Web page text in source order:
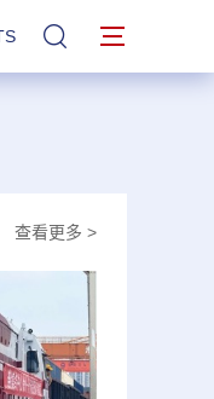
站內搜索
查看更多 >